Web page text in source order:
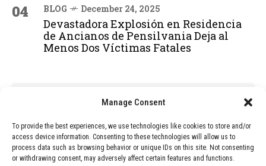
Manage Consent
To provide the best experiences, we use technologies like cookies to store and/or
access device information. Consenting to these technologies will allow us to
process data such as browsing behavior or unique IDs on this site. Not consenting
or withdrawing consent, may adversely affect certain features and functions.
04 BLOG December 24, 2025
Devastadora Explosión en Residencia
de Ancianos de Pensilvania Deja al
Menos Dos Víctimas Fatales